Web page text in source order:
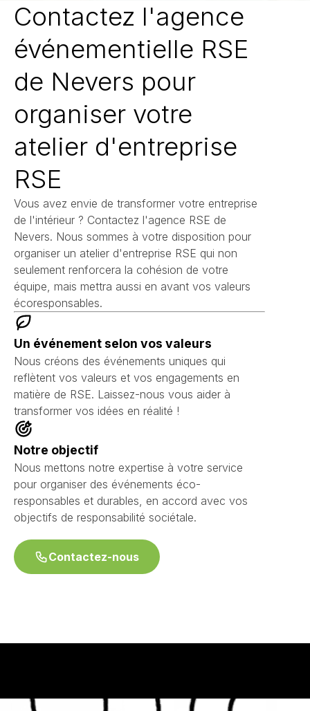
Contactez l'agence
événementielle RSE
de Nevers pour
organiser votre
atelier d'entreprise
RSE
Vous avez envie de transformer votre entreprise
de l'intérieur ? Contactez l'agence RSE de
Nevers. Nous sommes à votre disposition pour
organiser un atelier d'entreprise RSE qui non
seulement renforcera la cohésion de votre
équipe, mais mettra aussi en avant vos valeurs
écoresponsables.
Un événement selon vos valeurs
Nous créons des événements uniques qui
reflètent vos valeurs et vos engagements en
matière de RSE. Laissez-nous vous aider à
transformer vos idées en réalité !
Notre objectif
Nous mettons notre expertise à votre service
pour organiser des événements éco-
responsables et durables, en accord avec vos
objectifs de responsabilité sociétale.
Contactez-nous